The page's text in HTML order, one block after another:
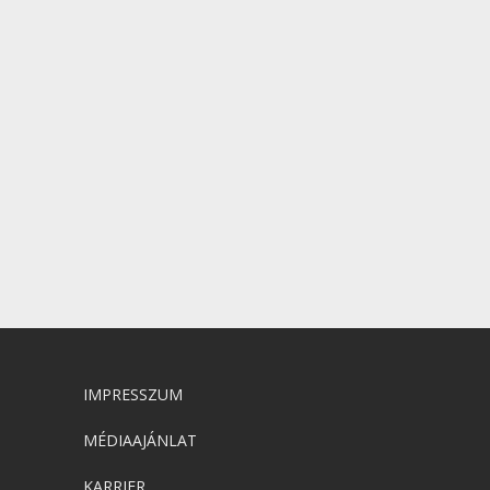
IMPRESSZUM
MÉDIAAJÁNLAT